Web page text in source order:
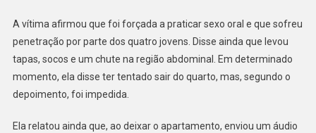
A vítima afirmou que foi forçada a praticar sexo oral e que sofreu
penetração por parte dos quatro jovens. Disse ainda que levou
tapas, socos e um chute na região abdominal. Em determinado
momento, ela disse ter tentado sair do quarto, mas, segundo o
depoimento, foi impedida.
Ela relatou ainda que, ao deixar o apartamento, enviou um áudio